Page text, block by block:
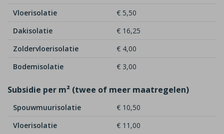
Vloerisolatie
€ 5,50
Dakisolatie
€ 16,25
Zoldervloerisolatie
€ 4,00
Bodemisolatie
€ 3,00
Subsidie per m² (twee of meer maatregelen)
Spouwmuurisolatie
€ 10,50
Vloerisolatie
€ 11,00